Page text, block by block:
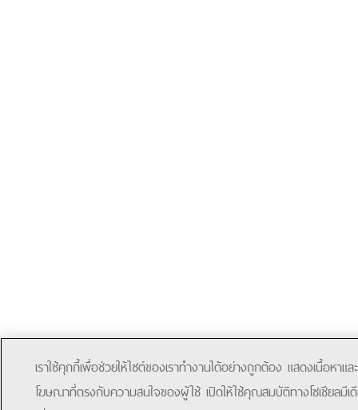
เราใช้คุกกี้เพื่อช่วยให้ไซต์ของเราทำงานได้อย่างถูกต้อง แสดงเนื้อหาและ
โฆษณาที่ตรงกับความสนใจของผู้ใช้ เปิดให้ใช้คุณสมบัติทางโซเชียลมีเ